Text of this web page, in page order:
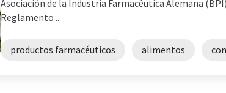
Asociación de la Industria Farmacéutica Alemana
Reglamento ...
productos farmacéuticos alimentos